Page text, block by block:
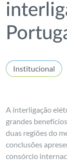
Institucional
A interligação
grandes
duas regiões do
conclusões
consórcio